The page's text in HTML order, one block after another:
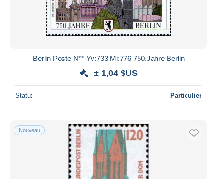
Berlin Poste N** Yv:733 Mi:776 750.Jahre Berlin
± 1,04 $US
Statut Particulier
Nouveau